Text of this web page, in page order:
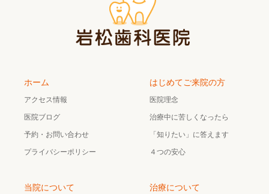
ホーム
アクセス情報
医院ブログ
予約・お問い合わせ
プライバシーポリシー
はじめてご来院の方
医院理念
治療中に苦しくなったら
「知りたい」に答えます
４つの安心
当院について 治療について